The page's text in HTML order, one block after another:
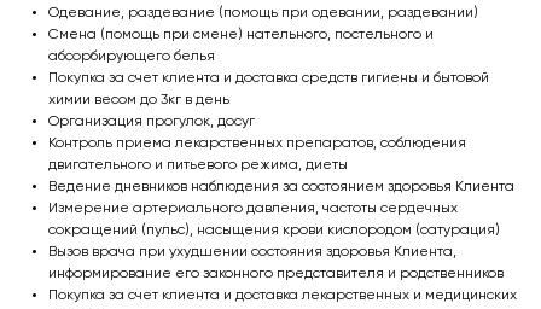
Одевание, раздевание (помощь при одевании, раздевании)
Смена (помощь при смене) нательного, постельного и
абсорбирующего белья
Покупка за счет клиента и доставка средств гигиены и бытовой
химии весом до 3кг в день
Организация прогулок, досуг
Контроль приема лекарственных препаратов, соблюдения
двигательного и питьевого режима, диеты
Ведение дневников наблюдения за состоянием здоровья Клиента
Измерение артериального давления, частоты сердечных
сокращений (пульс), насыщения крови кислородом (сатурация)
Вызов врача при ухудшении состояния здоровья Клиента,
информирование его законного представителя и родственников
Покупка за счет клиента и доставка лекарственных и медицинских